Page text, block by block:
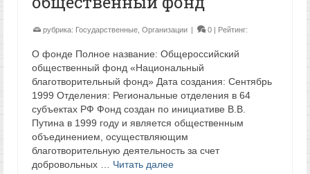
рубрика: Государственные Организации | 0 | Рейтинг:
О фонде Полное название: Общероссийский
общественный фонд «Национальный
благотворительный фонд» Дата создания: Сентябрь
1999 Отделения: Региональные отделения в 64
субъектах РФ Фонд создан по инициативе В.В.
Путина в 1999 году и является общественным
объединением, осуществляющим
благотворительную деятельность за счет
добровольных … Читать далее